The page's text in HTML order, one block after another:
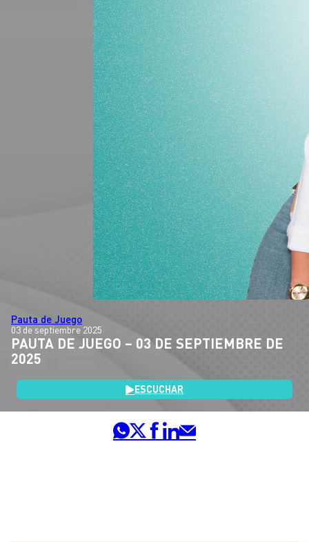
Pauta de Juego
03 de septiembre 2025
PAUTA DE JUEGO – 03 DE SEPTIEMBRE DE
2025
ESCUCHAR